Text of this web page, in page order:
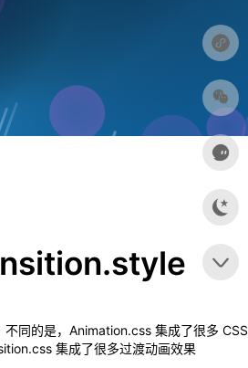
同的是，Animation.css 集成了很多 CSS
集成了很多过渡动画效果